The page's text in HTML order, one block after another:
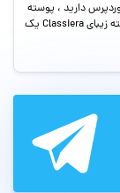
دارید ، پوسته
Classiera می تواند گزینه خوبی برای خواسته شما باشد. پوسته زیبای Classiera یک